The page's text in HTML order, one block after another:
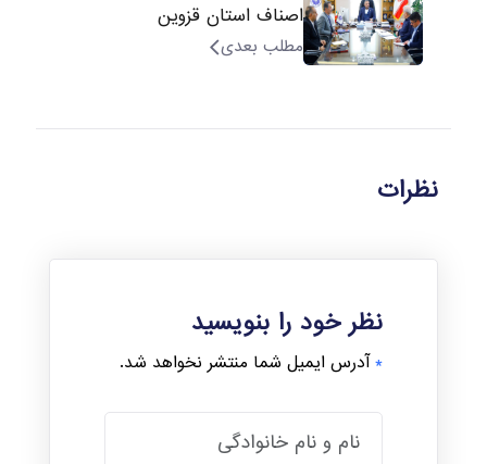
اصناف استان قزوین
مطلب بعدی
نظرات
نظر خود را بنویسید
*آدرس ایمیل شما منتشر نخواهد شد.